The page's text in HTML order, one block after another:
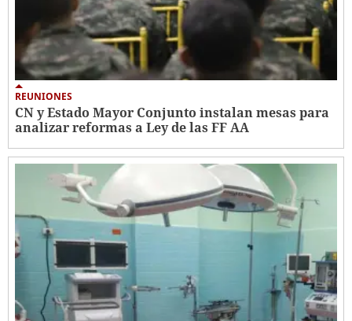
REUNIONES
CN y Estado Mayor Conjunto instalan mesas para
analizar reformas a Ley de las FF AA